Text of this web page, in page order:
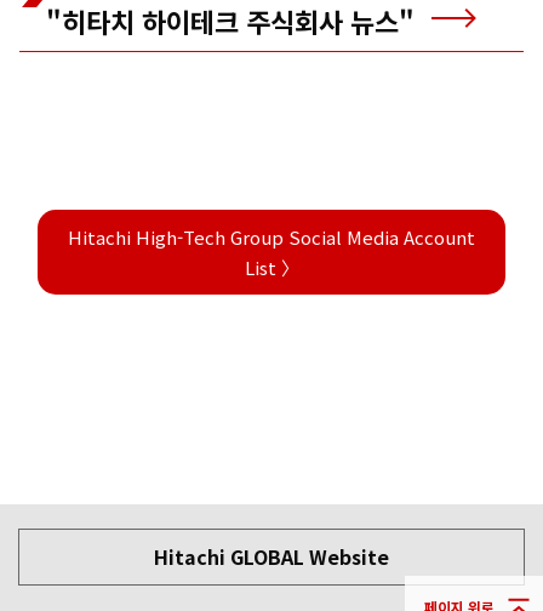
"히타치 하이테크 주식회사 뉴스"
Hitachi High-Tech Group Social Media Account
List 〉
페이지 위로
Hitachi GLOBAL Website